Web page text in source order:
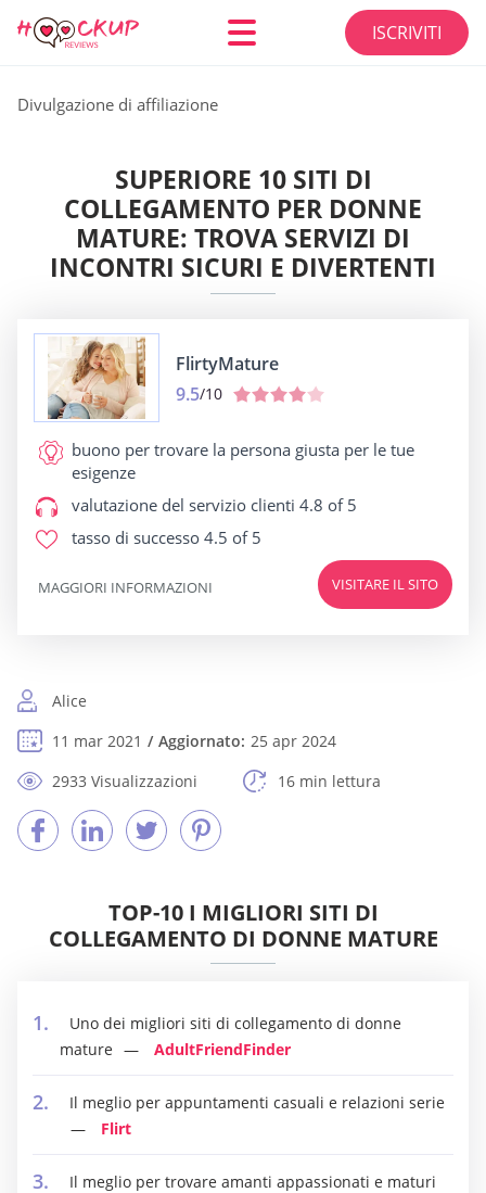
ISCRIVITI
Divulgazione di affiliazione
SUPERIORE 10 SITI DI
COLLEGAMENTO PER DONNE
MATURE: TROVA SERVIZI DI
INCONTRI SICURI E DIVERTENTI
FlirtyMature
9.5/10
buono per trovare la persona giusta per le tue
esigenze
valutazione del servizio clienti 4.8 of 5
tasso di successo 4.5 of 5
VISITARE IL SITO
MAGGIORI INFORMAZIONI
Alice
11 mar 2021
Aggiornato: 25 apr 2024
2933 Visualizzazioni
16 min lettura
TOP-10 I MIGLIORI SITI DI
COLLEGAMENTO DI DONNE MATURE
Uno dei migliori siti di collegamento di donne
mature
AdultFriendFinder
Il meglio per appuntamenti casuali e relazioni serie
Flirt
Il meglio per trovare amanti appassionati e maturi